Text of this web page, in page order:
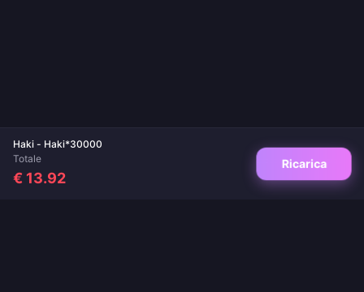
Haki - Haki*30000
Totale
€ 13.92
Ricarica